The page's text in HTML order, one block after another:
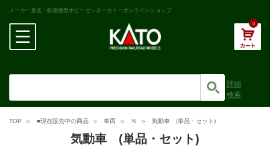
メーカー直送・鉄道模型ホビーセンターカトーオンラインショップ
0
詳細
検索
TOP ■現在販売中の商品 車両 Ｎ 気動車 (単品・セット)
気動車 (単品・セット)